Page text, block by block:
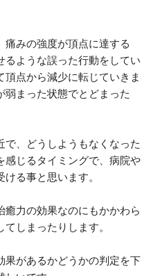
みの強度が頂点に達する
るような誤った行動をしてい
点から減少に転じていきま
まった状態でとどまった
、どうしようもなくなった
感じるタイミングで、病院や
る事と思います。
力の効果なのにもかかわら
しまったりします。
があるかどうかの判定を下